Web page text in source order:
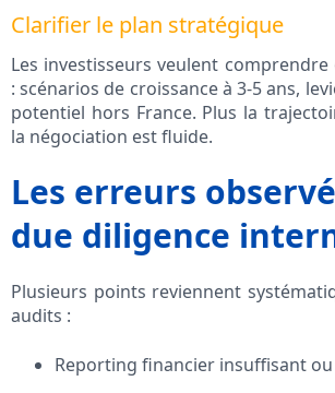
Clarifier le plan stratégique
Les investisseurs veulent comprendre
: scénarios de croissance à 3-5 ans,
potentiel hors France. Plus la
la négociation est fluide.
Les erreurs
due diligence
Plusieurs points reviennent
audits :
Reporting financier insuffisant